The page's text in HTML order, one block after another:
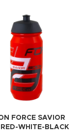
FORCE SAVIOR
WHITE-BLACK